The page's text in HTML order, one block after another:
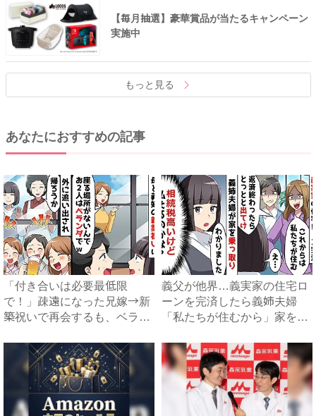
【毎月抽選】豪華賞品が当たるキャンペーン
実施中
もっと見る
あなたにおすすめの記事
「付き合いは必要最低限
で！」疎遠になった兄嫁→新
築祝いで再会するも、ベラン
義父が他界…義実家の住宅ロ
ーンを完済したら義姉夫婦
「私たちが住むから」家を乗